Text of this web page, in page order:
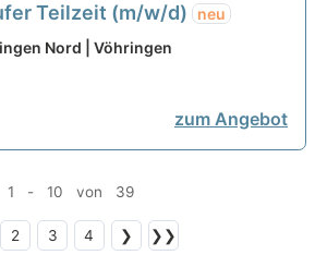
Teilzeit (m/w/d)
neu
Nord | Vöhringen
zum Angebot
1 - 10 von 39
2 3 4 ❯ ❯❯